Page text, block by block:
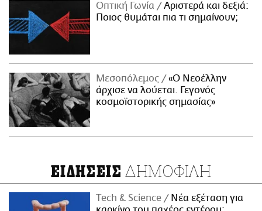
Οπτική Γωνία
Αριστερά και δεξιά:
Ποιος θυμάται πια τι σημαίνουν;
Μεσοπόλεμος
«Ο Νεοέλλην
άρχισε να λούεται. Γεγονός
κοσμοϊστορικής σημασίας»
ΕΙΔΗΣΕΙΣ ΔΗΜΟΦΙΛΗ
Τech & Science
Νέα εξέταση για